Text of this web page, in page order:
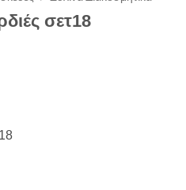
σετ18
ποσότητα